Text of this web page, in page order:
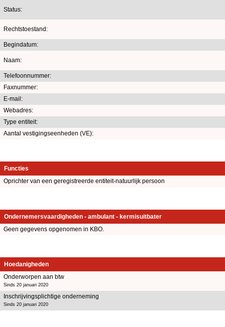
Status:
Rechtstoestand:
Begindatum:
Naam:
Telefoonnummer:
Faxnummer:
E-mail:
Webadres:
Type entiteit:
Aantal vestigingseenheden (VE):
Functies
Oprichter van een geregistreerde entiteit-natuurlijk persoon
Ondernemersvaardigheden - ambulant - kermisuitbater
Geen gegevens opgenomen in KBO.
Hoedanigheden
Onderworpen aan btw
Sinds 20 januari 2020
Inschrijvingsplichtige onderneming
Sinds 20 januari 2020